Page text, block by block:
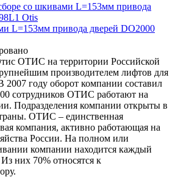
L=153мм привода дверей DO2000
ОТИС на территории Российской
производителем лифтов для
2007 году оборот компании составил
сотрудников ОТИС работают на
Подразделения компании открыты в
ОТИС – единственная
компания, активно работающая на
России. На полном или
компании находится каждый
них 70% относятся к